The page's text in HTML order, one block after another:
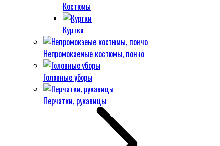
Костюмы
Куртки
Непромокаемые костюмы, пончо
Головные уборы
Перчатки, рукавицы